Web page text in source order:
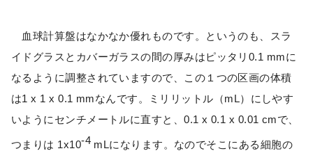
血球計算盤はなかなか優れものです。というのも、スラ
イドグラスとカバーガラスの間の厚みはピッタリ0.1 mmに
なるように調整されていますので、この１つの区画の体積
は1 x 1 x 0.1 mmなんです。ミリリットル（mL）にしやす
いようにセンチメートルに直すと、0.1 x 0.1 x 0.01 cmで、
つまりは 1x10-4mLになります。なのでそこにある細胞の